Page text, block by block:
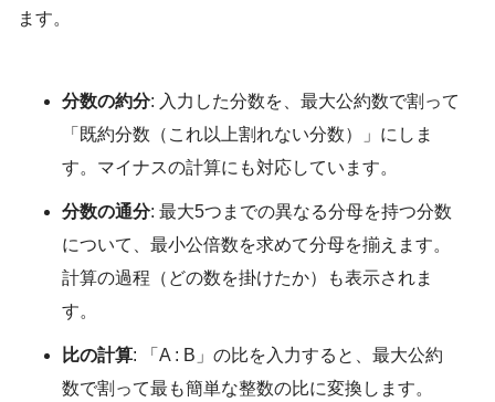
ます。
分数の約分: 入力した分数を、最大公約数で割って
「既約分数（これ以上割れない分数）」にしま
す。マイナスの計算にも対応しています。
分数の通分: 最大5つまでの異なる分母を持つ分数
について、最小公倍数を求めて分母を揃えます。
計算の過程（どの数を掛けたか）も表示されま
す。
比の計算: 「A : B」の比を入力すると、最大公約
数で割って最も簡単な整数の比に変換します。